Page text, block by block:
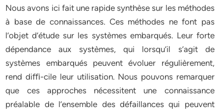
Nous avons ici fait une rapide synthèse sur les méthodes
à base de connaissances. Ces méthodes ne font pas
l’objet d’étude sur les systèmes embarqués. Leur forte
dépendance aux systèmes, qui lorsqu’il s’agit de
systèmes embarqués peuvent évoluer régulièrement,
rend diﬃ-cile leur utilisation. Nous pouvons remarquer
que ces approches nécessitent une connaissance
préalable de l’ensemble des défaillances qui peuvent